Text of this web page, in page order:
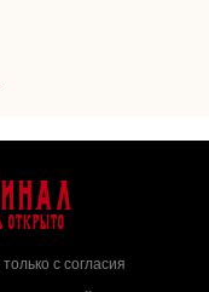
открыто
с согласия